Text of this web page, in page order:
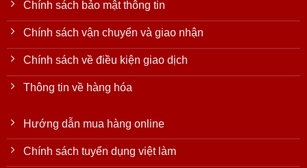
Chính sách bảo mật thông tin
Chính sách vận chuyển và giao nhận
Chính sách về điều kiện giao dịch
Thông tin về hàng hóa
Hướng dẫn mua hàng online
Chính sách tuyển dụng việt làm